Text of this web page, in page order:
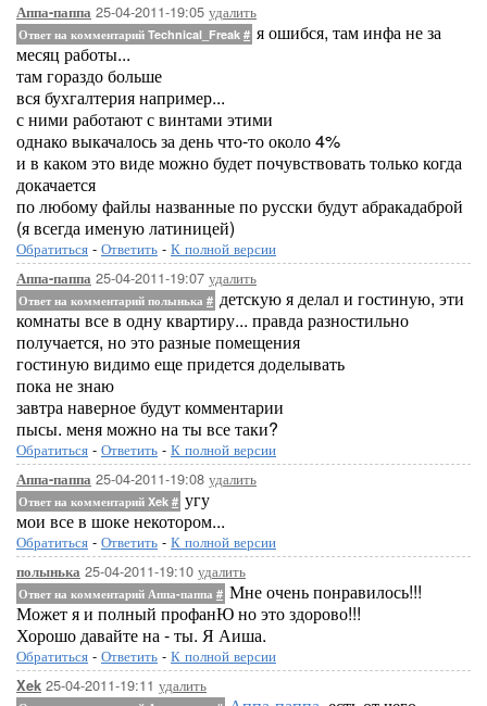
Аппа-паппа 25-04-2011-19:05 удалить
Ответ на комментарий Technical_Freak # я ошибся, там инфа не за
месяц работы...
там гораздо больше
вся бухгалтерия например...
с ними работают с винтами этими
однако выкачалось за день что-то около 4%
и в каком это виде можно будет почувствовать только когда
докачается
по любому файлы названные по русски будут абракадаброй
(я всегда именую латиницей)
Обратиться - Ответить - К полной версии
Аппа-паппа 25-04-2011-19:07 удалить
Ответ на комментарий полынька # детскую я делал и гостиную, эти
комнаты все в одну квартиру... правда разностильно
получается, но это разные помещения
гостиную видимо еще придется доделывать
пока не знаю
завтра наверное будут комментарии
пысы. меня можно на ты все таки?
Обратиться - Ответить - К полной версии
Аппа-паппа 25-04-2011-19:08 удалить
Ответ на комментарий Xek # угу
мои все в шоке некотором...
Обратиться - Ответить - К полной версии
полынька 25-04-2011-19:10 удалить
Ответ на комментарий Аппа-паппа # Мне очень понравилось!!!
Может я и полный профанЮ но это здорово!!!
Хорошо давайте на - ты. Я Аиша.
Обратиться - Ответить - К полной версии
Xek 25-04-2011-19:11 удалить